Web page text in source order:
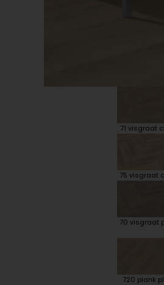
71 visgraat
75 visgraat
70 visgraat
720 plank